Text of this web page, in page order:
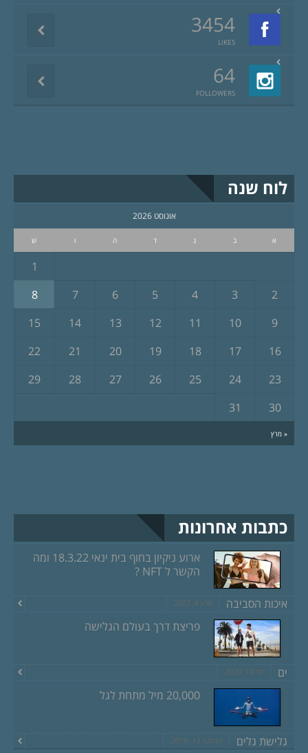
3454
LIKES
64
FOLLOWERS
לוח שנה
אוגוסט 2026
א ב ג ד ה ו ש
« מרץ
1
2
3
4
5
6
7
8
9
10
11
12
13
14
15
16
17
18
19
20
21
22
23
24
25
26
27
28
29
30
31
כתבות אחרונות
ארוע ניקיון בחוף בית ינאי 18.3.22 ומה
הקשר ל NFT ?
איכות הסביבה מרץ 8, 2022
פריצת דרך בעולם הגלישה
ים יוני 18, 2020
20,000 מיל מתחת לגל
גלישת גלים דצמבר 13, 2019